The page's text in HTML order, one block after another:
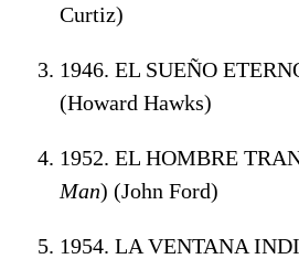
Curtiz)
1946. EL SUEÑO
(Howard Hawks)
1952. EL HOMBRE
Man) (John Ford)
1954. LA VENTANA